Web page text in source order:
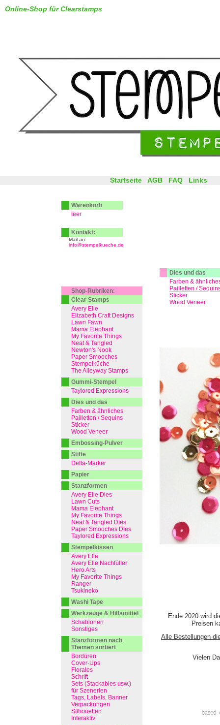
Online-Shop für Clearstamps
Dies und das
Farben &
Pailletten /
Sticker
Wood Veneer
Ende 2020 wird
Preisen
Alle Bestellungen
Vielen
Startseite AGB FAQ Links
Warenkorb
leer
Kontakt:
Mail an:
info@stempelkueche.de
Shop-Rubriken:
Clear Stamps
Avery Elle
Elizabeth Craft Designs
Lawn Fawn
Mama Elephant
My Favorite Things
Neat & Tangled
Newton's Nook
Paper Smooches
Stempelküche
The Alleyway Stamps
Gummi-Stempel
Taylored Expressions
Dies und das
Farben & ähnliches
Pailletten / Sequins
Sticker
Wood Veneer
Embossing-Pulver
Stifte
Delta-Marker
Papier
Stanzformen
Avery Elle Dies
Lawn Cuts
Mama Elephant
My Favorite Things
Neat & Tangled Dies
Paper Smooches Dies
Taylored Expressions
Stempelkissen
Avery Elle
Avery Elle Nachfüller
Hero Arts
My Favorite Things
Ranger
Tsukineko
Washi Tape
Werkzeuge & Hilfsmittel
Schablonen
Sonstiges
Stanzformen nach
Themen sortiert
Bordüren
Cover-Ups
Florales
Schrift
Sets (Stackables usw.)
für Szenerien
Tags, Labels, Banner
Verpackungen
Silhouetten
Interaktiv